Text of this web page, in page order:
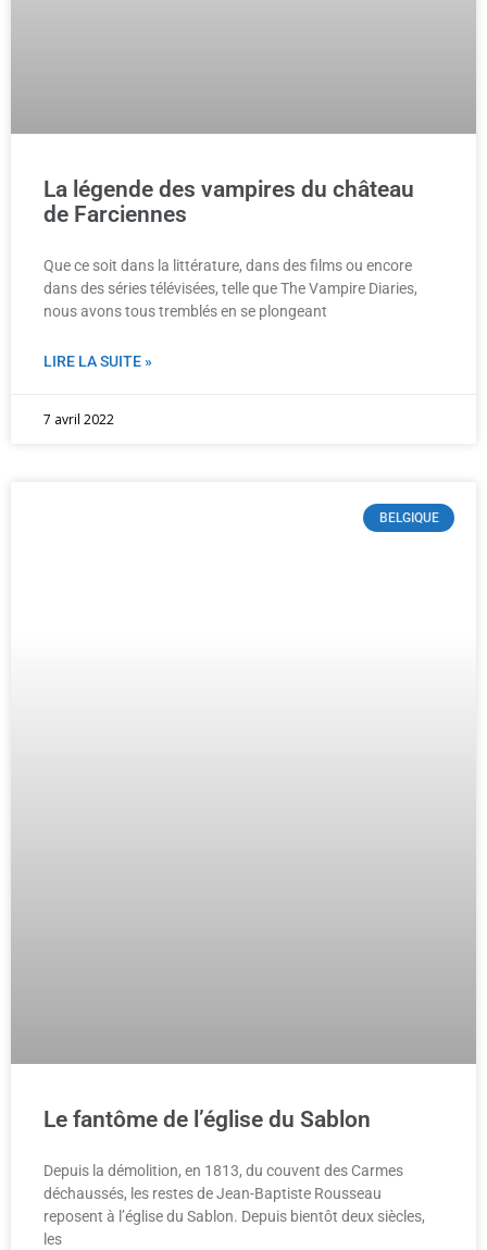
La légende des vampires du château
de Farciennes
Que ce soit dans la littérature, dans des films ou encore
dans des séries télévisées, telle que The Vampire Diaries,
nous avons tous tremblés en se plongeant
LIRE LA SUITE »
7 avril 2022
BELGIQUE
Le fantôme de l’église du Sablon
Depuis la démolition, en 1813, du couvent des Carmes
déchaussés, les restes de Jean-Baptiste Rousseau
reposent à l’église du Sablon. Depuis bientôt deux siècles,
les